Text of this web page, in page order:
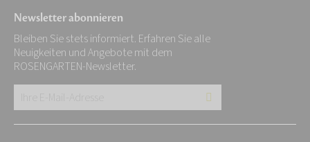
Newsletter abonnieren
Bleiben Sie stets informiert. Erfahren Sie alle
Neuigkeiten und Angebote mit dem
ROSENGARTEN-Newsletter.